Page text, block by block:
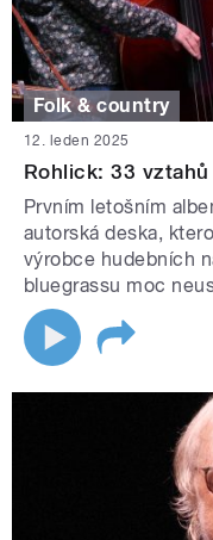
Folk & country
12. leden 2025
Rohlick: 33 vztahů
Prvním letošním
autorská deska,
výrobce hudebních
bluegrassu moc